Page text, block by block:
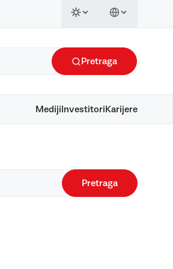
Pretraga
Mediji Investitori Karijere
Pretraga